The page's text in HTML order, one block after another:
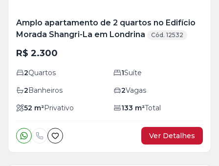
Amplo apartamento de 2 quartos no Edifício
Morada Shangri-La em Londrina
Cód. 12532
R$ 2.300
2Quartos 1Suíte
2Banheiros 2Vagas
52 m²Privativo 133 m²Total
Ver Detalhes